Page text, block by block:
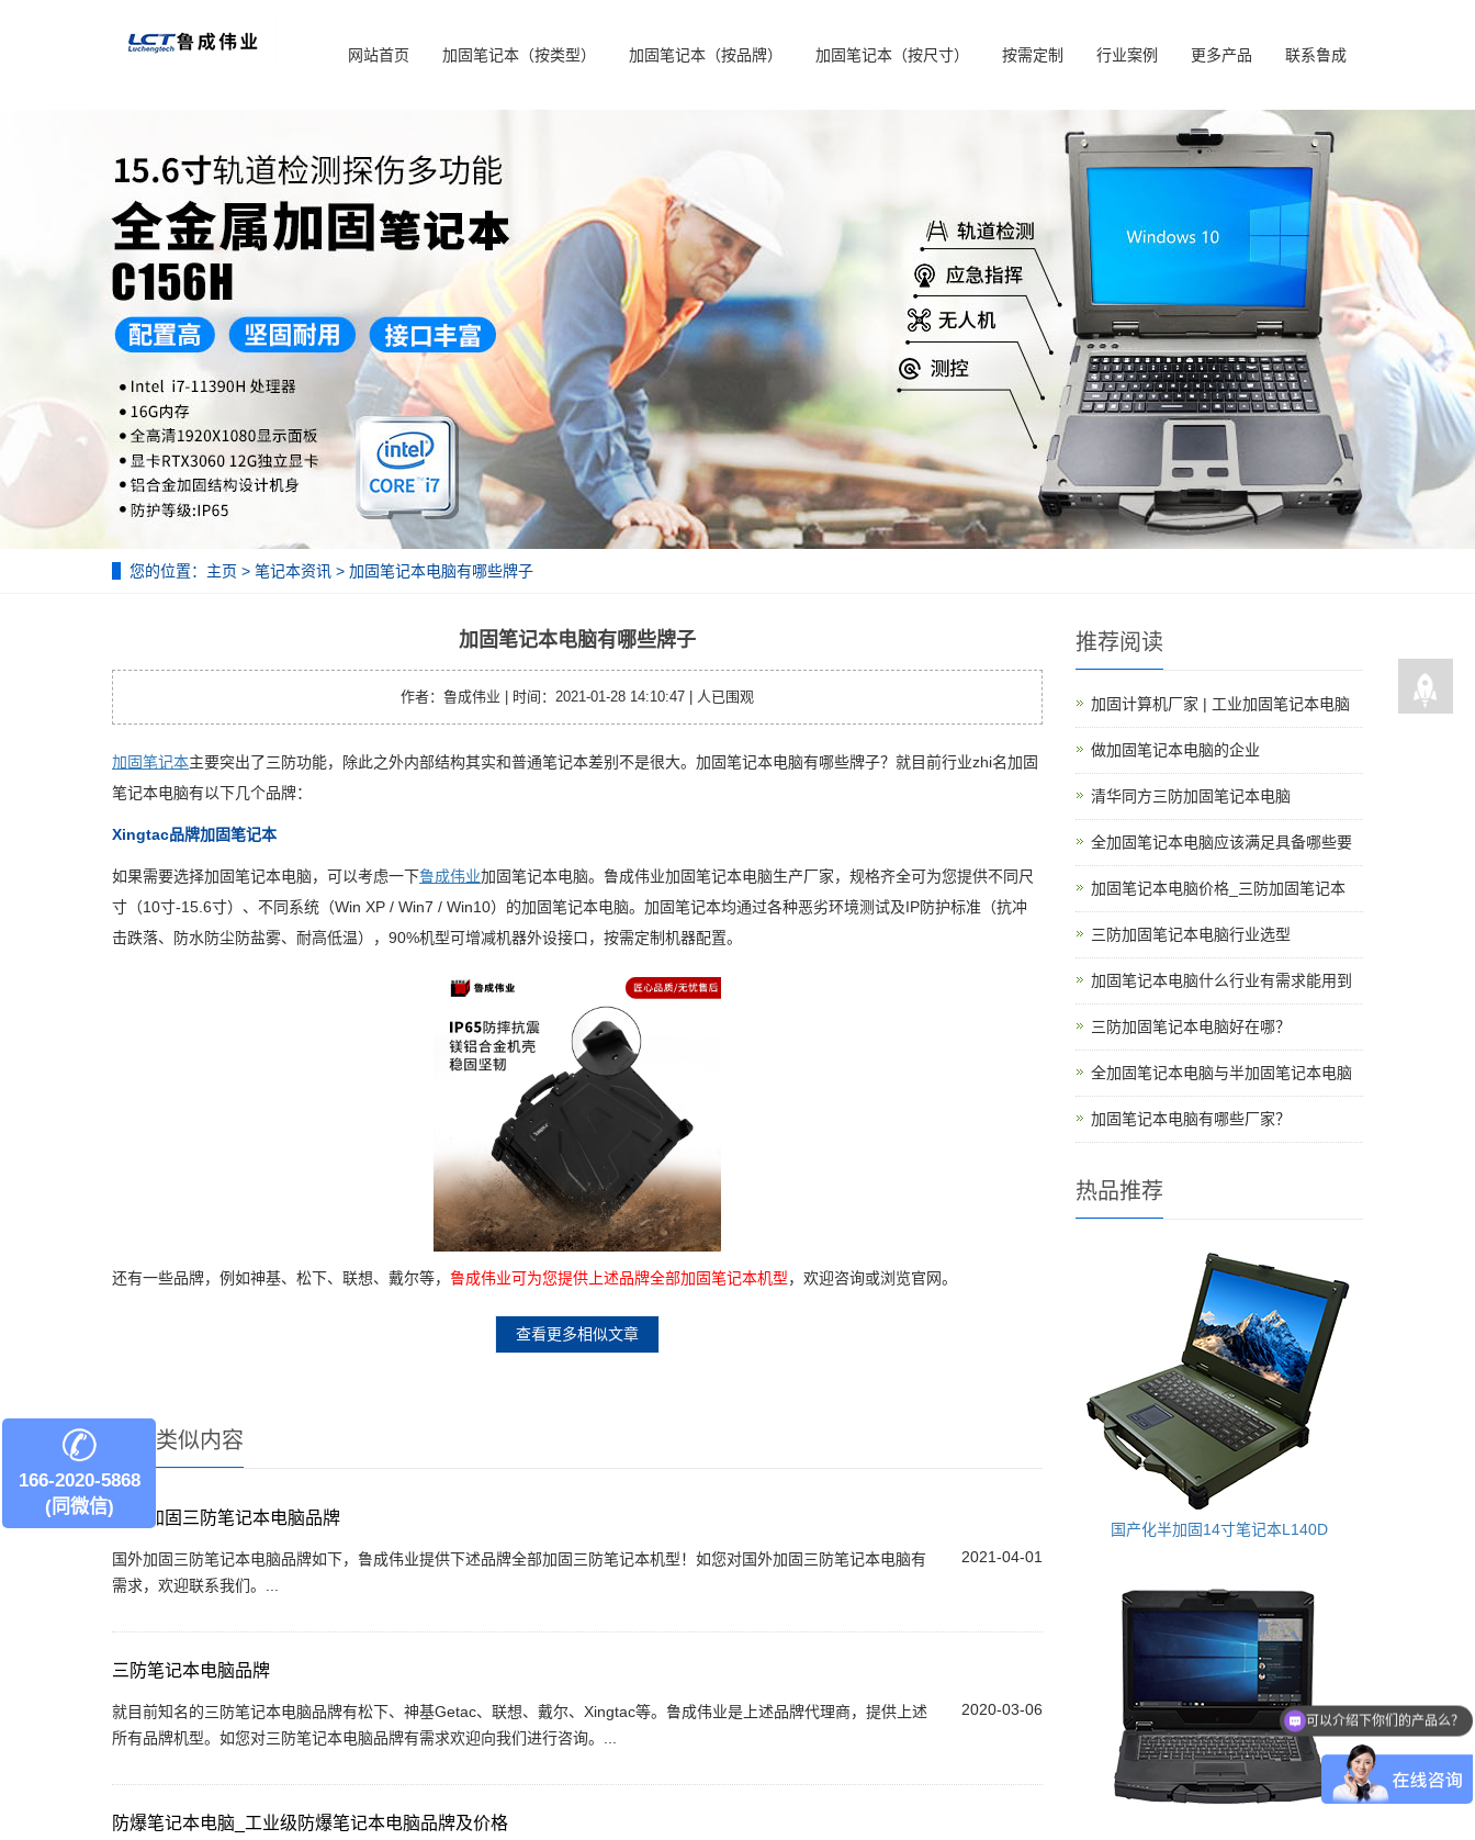
网站首页 加固笔记本（按类型） 加固笔记本（按品牌） 加固笔记本（按尺寸） 按需定制 行业案例 更多产品 联系鲁成
您的位置： 主页 > 笔记本资讯 > 加固笔记本电脑有哪些牌子
加固笔记本电脑有哪些牌子
作者：鲁成伟业 | 时间：2021-01-28 14:10:47 | 人已围观
加固笔记本主要突出了三防功能，除此之外内部结构其实和普通笔记本差别不是很大。加固笔记本电脑有哪些牌子？就目前行业zhi名加固
笔记本电脑有以下几个品牌：
Xingtac品牌加固笔记本
如果需要选择加固笔记本电脑，可以考虑一下鲁成伟业加固笔记本电脑。鲁成伟业加固笔记本电脑生产厂家，规格齐全可为您提供不同尺
寸（10寸-15.6寸）、不同系统（Win XP / Win7 / Win10）的加固笔记本电脑。加固笔记本均通过各种恶劣环境测试及IP防护标准（抗冲
击跌落、防水防尘防盐雾、耐高低温），90%机型可增减机器外设接口，按需定制机器配置。
还有一些品牌，例如神基、松下、联想、戴尔等， 鲁成伟业可为您提供上述品牌全部加固笔记本机型，欢迎咨询或浏览官网。
查看更多相似文章
其他类似内容
国外加固三防笔记本电脑品牌
2021-04-01
国外加固三防笔记本电脑品牌如下，鲁成伟业提供下述品牌全部加固三防笔记本机型！如您对国外加固三防笔记本电脑有
需求，欢迎联系我们。...
三防笔记本电脑品牌
2020-03-06
就目前知名的三防笔记本电脑品牌有松下、神基Getac、联想、戴尔、Xingtac等。鲁成伟业是上述品牌代理商，提供上述
所有品牌机型。如您对三防笔记本电脑品牌有需求欢迎向我们进行咨询。...
防爆笔记本电脑_工业级防爆笔记本电脑品牌及价格
推荐阅读
加固计算机厂家 | 工业加固笔记本电脑
做加固笔记本电脑的企业
清华同方三防加固笔记本电脑
全加固笔记本电脑应该满足具备哪些要
加固笔记本电脑价格_三防加固笔记本
三防加固笔记本电脑行业选型
加固笔记本电脑什么行业有需求能用到
三防加固笔记本电脑好在哪？
全加固笔记本电脑与半加固笔记本电脑
加固笔记本电脑有哪些厂家？
热品推荐
国产化半加固14寸笔记本L140D
166-2020-5868
(同微信)
可以介绍下你们的产品么？